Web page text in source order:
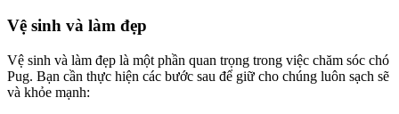
Vệ sinh và làm đẹp
Vệ sinh và làm đẹp là một phần quan trọng trong việc chăm sóc chó
Pug. Bạn cần thực hiện các bước sau để giữ cho chúng luôn sạch sẽ
và khỏe mạnh: